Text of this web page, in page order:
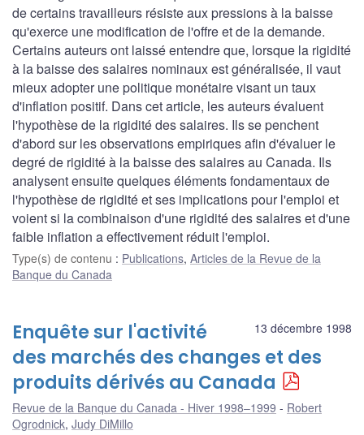
de certains travailleurs résiste aux pressions à la baisse
qu'exerce une modification de l'offre et de la demande.
Certains auteurs ont laissé entendre que, lorsque la rigidité
à la baisse des salaires nominaux est généralisée, il vaut
mieux adopter une politique monétaire visant un taux
d'inflation positif. Dans cet article, les auteurs évaluent
l'hypothèse de la rigidité des salaires. Ils se penchent
d'abord sur les observations empiriques afin d'évaluer le
degré de rigidité à la baisse des salaires au Canada. Ils
analysent ensuite quelques éléments fondamentaux de
l'hypothèse de rigidité et ses implications pour l'emploi et
voient si la combinaison d'une rigidité des salaires et d'une
faible inflation a effectivement réduit l'emploi.
Type(s) de contenu : Publications, Articles de la Revue de la
Banque du Canada
13 décembre 1998
Enquête sur l'activité
des marchés des changes et des
produits dérivés au Canada
Revue de la Banque du Canada - Hiver 1998–1999
Robert
Ogrodnick, Judy DiMillo